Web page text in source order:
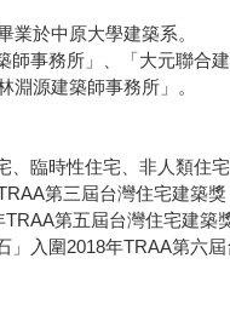
業於中原大學建築系。
師事務所」、「大元聯合建
淵源建築師事務所」。
、臨時性住宅、非人類住
第三屆台灣住宅建築獎
TRAA第五屆台灣住宅建築
」入圍2018年TRAA第六